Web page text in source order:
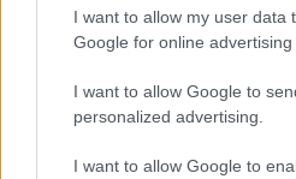
I want to allow my user data
Google for online advertising
I want to allow Google to
personalized advertising.
I want to allow Google to
Címkék:Eugen Jochum